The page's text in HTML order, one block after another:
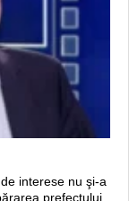
interese nu şi-a
prefectului